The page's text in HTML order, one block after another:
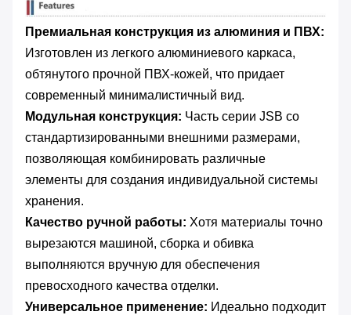
Премиальная конструкция из алюминия и ПВХ:
Изготовлен из легкого алюминиевого каркаса,
обтянутого прочной ПВХ-кожей, что придает
современный минималистичный вид.
Модульная конструкция: ​ Часть серии JSB со
стандартизированными внешними размерами,
позволяющая комбинировать различные
элементы для создания индивидуальной системы
хранения.
Качество ручной работы: ​ Хотя материалы точно
вырезаются машиной, сборка и обивка
выполняются вручную для обеспечения
превосходного качества отделки.
Универсальное применение: ​ Идеально подходит